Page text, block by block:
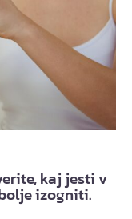
kaj jesti v
izogniti.